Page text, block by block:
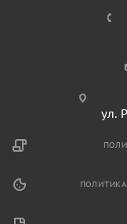
ул.